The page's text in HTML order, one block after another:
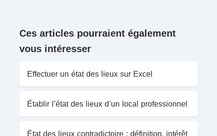
Ces articles pourraient également
vous intéresser
Effectuer un état des lieux sur Excel
Établir l’état des lieux d’un local professionnel
État des lieux contradictoire : définition, intérêt